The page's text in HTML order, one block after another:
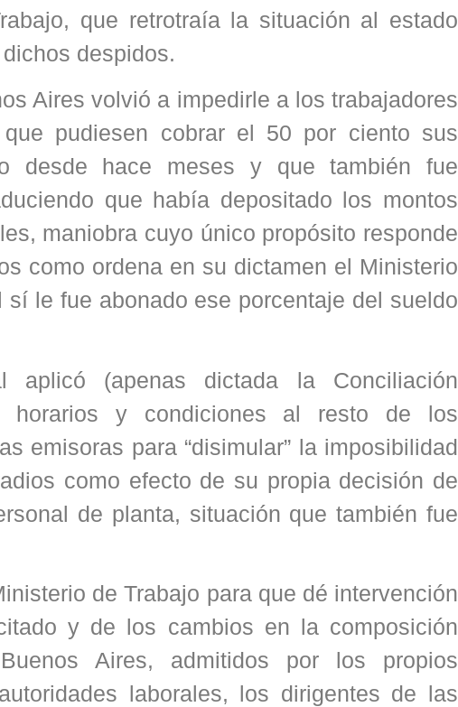
que retrotraía la situación al estado
despidos.
Aires volvió a impedirle a los trabajadores
pudiesen cobrar el 50 por ciento sus
desde hace meses y que también fue
que había depositado los montos
maniobra cuyo único propósito responde
como ordena en su dictamen el Ministerio
le fue abonado ese porcentaje del sueldo
(apenas dictada la Conciliación
horarios y condiciones al resto de los
emisoras para “disimular” la imposibilidad
como efecto de su propia decisión de
de planta, situación que también fue
de Trabajo para que dé intervención
y de los cambios en la composición
Aires, admitidos por los propios
laborales, los dirigentes de las